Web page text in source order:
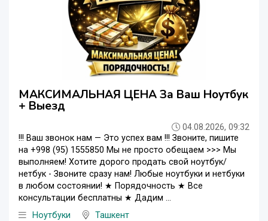
МАКСИМАЛЬНАЯ ЦЕНА За Ваш Ноутбук
+ Выезд
04.08.2026, 09:32
!!! Ваш звонок нам — Это успех вам !!! Звоните, пишите
на +998 (95) 1555850 Мы не просто обещаем >>> Мы
выполняем! Хотите дорого продать свой ноутбук/
нетбук - Звоните сразу нам! Любые ноутбуки и нетбуки
в любом состоянии! ★ Порядочность ★ Все
консультации бесплатны ★ Дадим ...
Ноутбуки
Ташкент